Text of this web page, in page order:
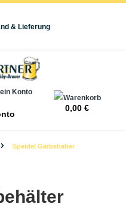
& Lieferung
0,00 €
Speidel Gärbehälter